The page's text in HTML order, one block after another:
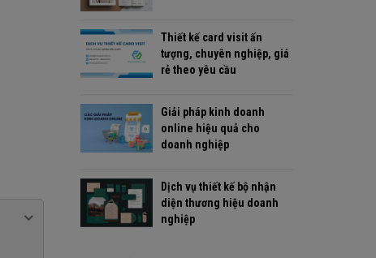
Thiết kế card visit ấn
tượng, chuyên nghiệp, giá
rẻ theo yêu cầu
Giải pháp kinh doanh
online hiệu quả cho
doanh nghiệp
Dịch vụ thiết kế bộ nhận
diện thương hiệu doanh
nghiệp